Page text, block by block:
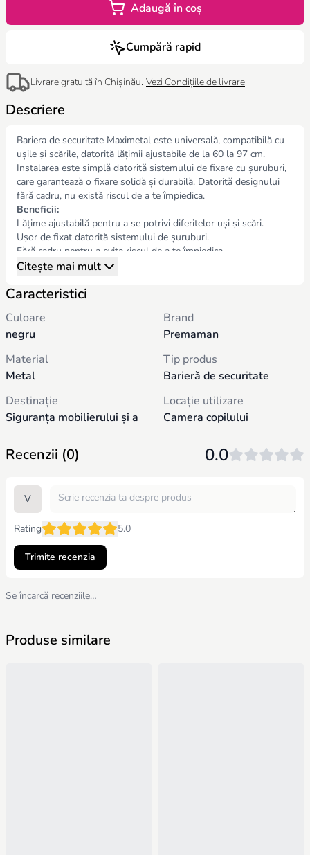
Adaugă în coș
Cumpără rapid
Livrare gratuită în Chișinău. Vezi Condițiile de livrare
Descriere
Bariera de securitate Maximetal este universală, compatibilă cu
ușile și scările, datorită lățimii ajustabile de la 60 la 97 cm.
Instalarea este simplă datorită sistemului de fixare cu șuruburi,
care garantează o fixare solidă și durabilă. Datorită designului
fără cadru, nu există riscul de a te împiedica.
Beneficii:
Lățime ajustabilă pentru a se potrivi diferitelor uși și scări.
Ușor de fixat datorită sistemului de șuruburi.
Fără cadru pentru a evita riscul de a te împiedica.
Deschidere ajustabilă, poate fi deschisă atât spre interior, cât și
Material: Metal
Lățime ajustabilă: 60 x 2 x 73 cm până la 97 x 2 x 73 cm
Greutate: 3,3 kg
Citește mai mult
Caracteristici
Culoare
negru
Brand
Premaman
Material
Metal
Tip produs
Barieră de securitate
Destinație
Siguranța mobilierului și a
Locație utilizare
Camera copilului
Tip montaj
Recenzii (0) 0.0
V
Rating 5.0
Trimite recenzia
Se încarcă recenziile…
Produse similare